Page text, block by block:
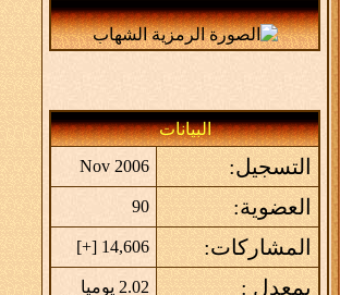
البيانات
التسجيل: Nov 2006
العضوية: 90
المشاركات: 14,606 [
+
]
بمعدل : 2.02 يوميا